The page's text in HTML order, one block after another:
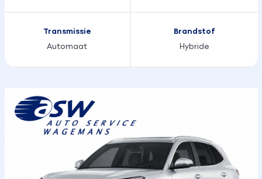
Transmissie
Automaat
Brandstof
Hybride